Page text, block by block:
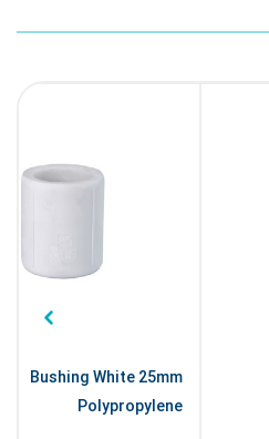
Bushing White 25mm
Polypropylene